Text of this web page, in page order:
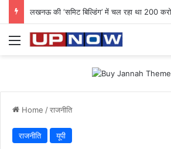
Menu
Home /राजनीति
राजनीति यूपी